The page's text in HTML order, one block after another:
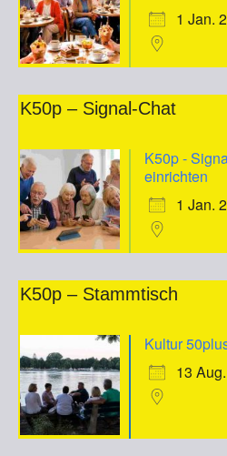
1 Jan.
K50p – Signal-Chat
K50p -
einrichten
1 Jan.
K50p – Stammtisch
Kultur
13